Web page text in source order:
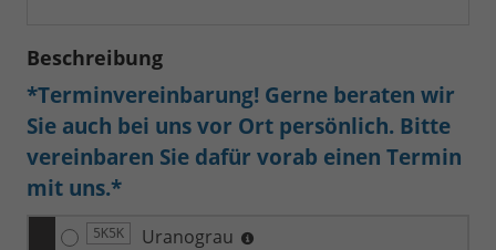
Beschreibung
*Terminvereinbarung! Gerne beraten wir
Sie auch bei uns vor Ort persönlich. Bitte
vereinbaren Sie dafür vorab einen Termin
mit uns.*
5K5K Uranograu